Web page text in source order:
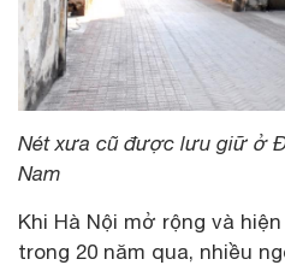
Nét xưa cũ được lưu giữ ở
Nam
Khi Hà Nội mở rộng và
trong 20 năm qua, nhiều